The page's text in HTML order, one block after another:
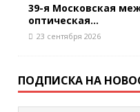
39-я Московская
оптическая...
23 сентября 2026
ПОДПИСКА НА